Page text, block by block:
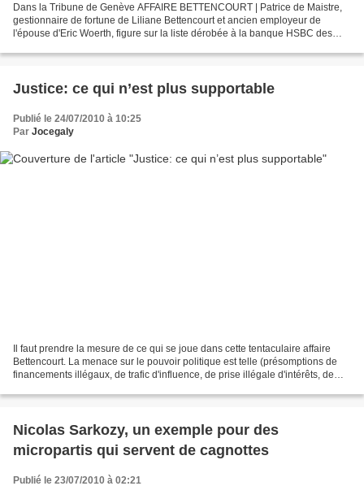
Dans la Tribune de Genève AFFAIRE BETTENCOURT | Patrice de Maistre,
gestionnaire de fortune de Liliane Bettencourt et ancien employeur de
l'épouse d'Eric Woerth, figure sur la liste dérobée à la banque HSBC des
Justice: ce qui n’est plus supportable
Publié le 24/07/2010 à 10:25
Par Jocegaly
Il faut prendre la mesure de ce qui se joue dans cette tentaculaire affaire
Bettencourt. La menace sur le pouvoir politique est telle (présomptions de
financements illégaux, de trafic d'influence, de prise illégale d'intérêts, de
Nicolas Sarkozy, un exemple pour des
micropartis qui servent de cagnottes
Publié le 23/07/2010 à 02:21